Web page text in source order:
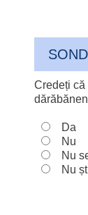
Credeți că
Da
Nu
Nu
Nu